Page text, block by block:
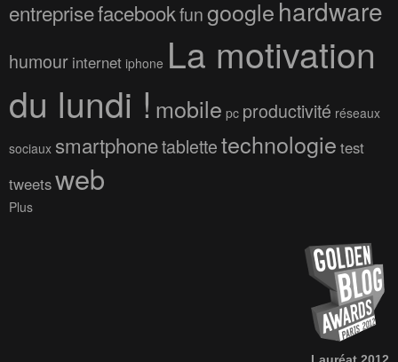
entreprisefacebookfungooglehardware
humour internet iphone La motivation
du lundi ! mobile pc productivité réseaux
sociaux smartphonetablettetechnologie test
tweetsweb
Plus